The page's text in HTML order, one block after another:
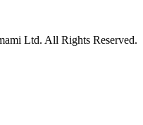
Ltd. All Rights Reserved.